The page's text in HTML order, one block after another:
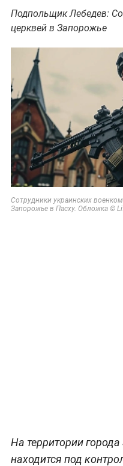
Подпольщик Лебедев:
церквей в Запорожье
Сотрудники украинских
Запорожье в Пасху. Обложка ©
На территории
находится под